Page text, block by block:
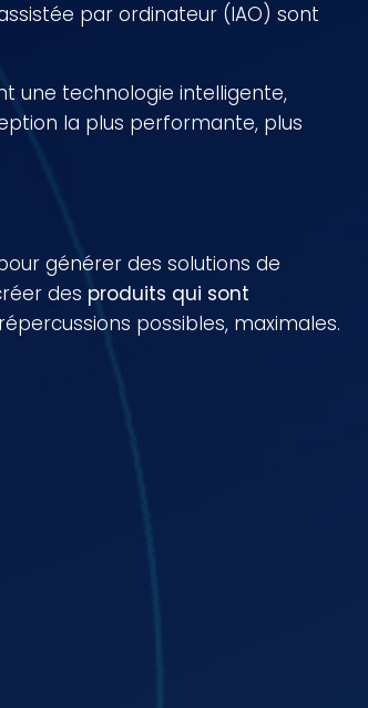
par ordinateur (IAO) sont
une technologie intelligente,
la plus performante, plus
générer des solutions de
des produits qui sont
possibles, maximales.